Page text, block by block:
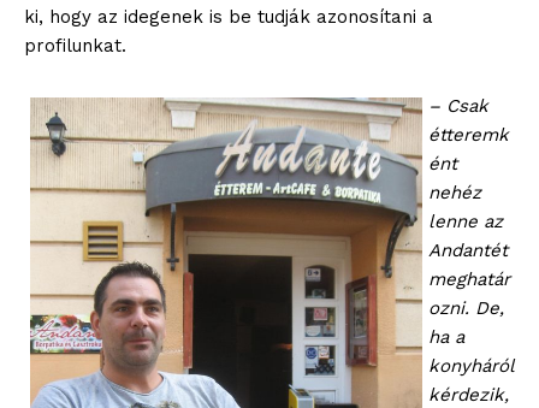
ki, hogy az idegenek is be tudják azonosítani a
profilunkat.
– Csak
étteremk
ént
nehéz
lenne az
Andantét
meghatár
ozni. De,
ha a
konyháról
kérdezik,